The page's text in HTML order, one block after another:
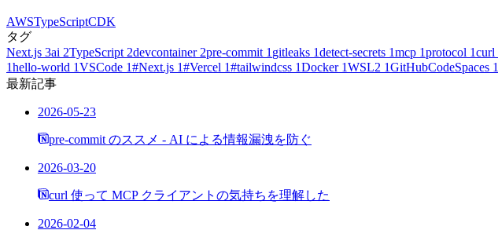
AWSTypeScriptCDK
タグ
Next.js 3ai 2TypeScript 2devcontainer 2pre-commit 1 gitleaks 1detect-secrets 1mcp 1protocol 1curl
1hello-world 1VSCode 1#Next.js 1#Vercel 1#tailwindcss 1Docker 1WSL2 1GitHubCodeSpaces 1
最新記事
2026-05-23
pre-commit のススメ - AI による情報漏洩を防ぐ
2026-03-20
curl 使って MCP クライアントの気持ちを理解した
2026-02-04